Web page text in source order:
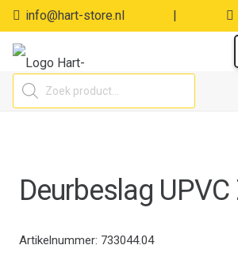
info@hart-store.nl |
Producten
zoeken
Deurbeslag
Artikelnummer: 733044.04